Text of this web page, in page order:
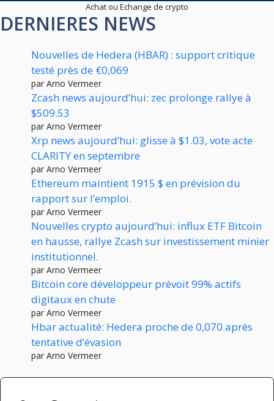
Achat ou Echange de crypto
DERNIERES NEWS
Nouvelles de Hedera (HBAR) : support critique
testé près de €0,069
par Arno Vermeer
Zcash news aujourd’hui: zec prolonge rallye à
$509.53
par Arno Vermeer
Xrp news aujourd’hui: glisse à $1.03, vote acte
CLARITY en septembre
par Arno Vermeer
Ethereum maintient 1915 $ en prévision du
rapport sur l’emploi.
par Arno Vermeer
Nouvelles crypto aujourd’hui: influx ETF Bitcoin
en hausse, rallye Zcash sur investissement minier
institutionnel.
par Arno Vermeer
Bitcoin core développeur prévoit 99% actifs
digitaux en chute
par Arno Vermeer
Hbar actualité: Hedera proche de 0,070 après
tentative d’évasion
par Arno Vermeer